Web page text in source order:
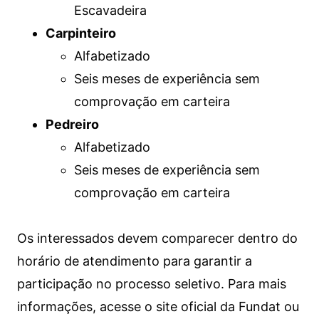
Escavadeira
Carpinteiro
Alfabetizado
Seis meses de experiência sem
comprovação em carteira
Pedreiro
Alfabetizado
Seis meses de experiência sem
comprovação em carteira
Os interessados devem comparecer dentro do
horário de atendimento para garantir a
participação no processo seletivo. Para mais
informações, acesse o site oficial da Fundat ou